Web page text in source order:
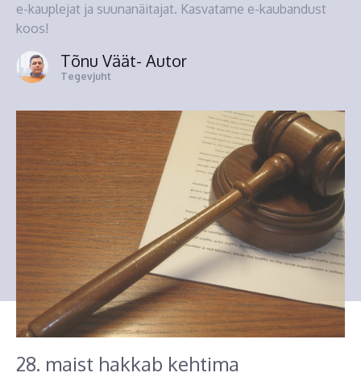
e-kauplejat ja suunanäitajat. Kasvatame e-kaubandust
koos!
Tõnu Väät- Autor
Tegevjuht
28. maist hakkab kehtima